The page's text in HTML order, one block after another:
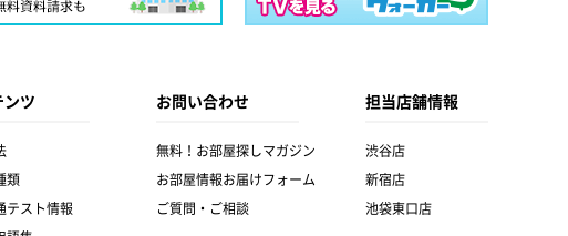
ンツ
類
テスト情報
お問い合わせ
無料！お部屋探しマガジン
お部屋情報お届けフォーム
ご質問・ご相談
担当店舗情報
渋谷店
新宿店
池袋東口店